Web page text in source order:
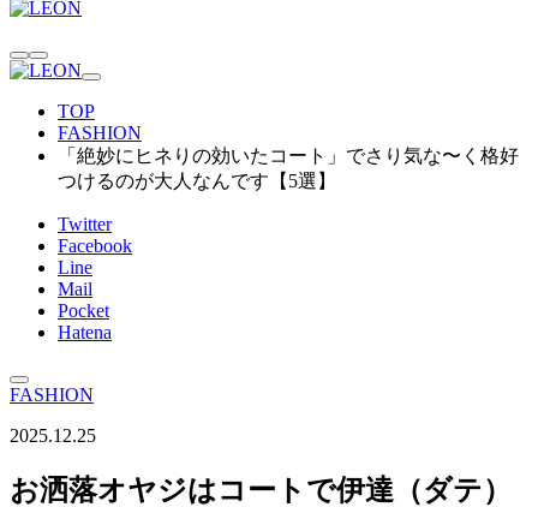
TOP
FASHION
「絶妙にヒネりの効いたコート」でさり気な〜く格好
つけるのが大人なんです【5選】
Twitter
Facebook
Line
Mail
Pocket
Hatena
FASHION
2025.12.25
お洒落オヤジはコートで伊達（ダテ）